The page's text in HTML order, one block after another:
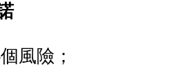
風險；